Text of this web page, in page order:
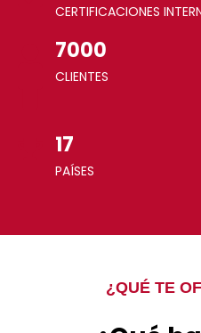
CERTIFICACIONES
7000
CLIENTES
17
PAÍSES
¿QUÉ TE